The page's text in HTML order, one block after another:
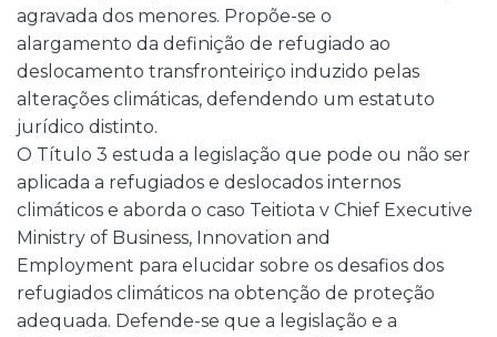
agravada dos menores. Propõe-se o
alargamento da definição de refugiado ao
deslocamento transfronteiriço induzido pelas
alterações climáticas, defendendo um estatuto
jurídico distinto.
O Título 3 estuda a legislação que pode ou não ser
aplicada a refugiados e deslocados internos
climáticos e aborda o caso Teitiota v Chief Executive
Ministry of Business, Innovation and
Employment para elucidar sobre os desafios dos
refugiados climáticos na obtenção de proteção
adequada. Defende-se que a legislação e a